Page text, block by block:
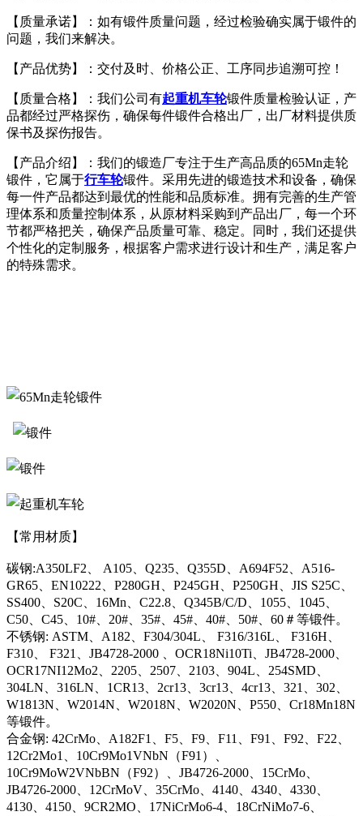
【质量承诺】：如有锻件质量问题，经过检验确实属于锻件的
问题，我们来解决。
【产品优势】：交付及时、价格公正、工序同步追溯可控！
【质量合格】：我们公司有起重机车轮锻件质量检验认证，产
品都经过严格探伤，确保每件锻件合格出厂，出厂材料提供质
保书及探伤报告。
【产品介绍】：我们的锻造厂专注于生产高品质的65Mn走轮
锻件，它属于行车轮锻件。采用先进的锻造技术和设备，确保
每一件产品都达到最优的性能和品质标准。拥有完善的生产管
理体系和质量控制体系，从原材料采购到产品出厂，每一个环
节都严格把关，确保产品质量可靠、稳定。同时，我们还提供
个性化的定制服务，根据客户需求进行设计和生产，满足客户
的特殊需求。
【常用材质】
碳钢:A350LF2、 A105、Q235、Q355D、A694F52、A516-
GR65、EN10222、P280GH、P245GH、P250GH、JIS S25C、
SS400、S20C、16Mn、C22.8、Q345B/C/D、1055、1045、
C50、C45、10#、20#、35#、45#、40#、50#、60＃等锻件。
不锈钢: ASTM、A182、F304/304L、 F316/316L、 F316H、
F310、 F321、JB4728-2000 、OCR18Ni10Ti、JB4728-2000、
OCR17NI12Mo2、2205、2507、2103、904L、254SMD、
304LN、316LN、1CR13、2cr13、3cr13、4cr13、321、302、
W1813N、W2014N、W2018N、W2020N、P550、Cr18Mn18N
等锻件。
合金钢: 42CrMo、A182F1、F5、F9、F11、F91、F92、F22、
12Cr2Mo1、10Cr9Mo1VNbN（F91）、
10Cr9MoW2VNbBN（F92）、JB4726-2000、15CrMo、
JB4726-2000、12CrMoV、35CrMo、4140、4340、4330、
4130、4150、9CR2MO、17NiCrMo6-4、18CrNiMo7-6、